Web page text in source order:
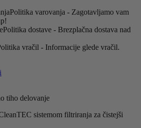
Politika varovanja - Zagotavljamo vam
Politika dostave - Brezplačna dostava nad
vračil - Informacije glede vračil.
tiho delovanje
sistemom filtriranja za čistejši